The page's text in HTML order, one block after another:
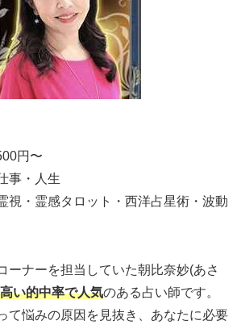
円〜
事・人生
視・霊感タロット・西洋占星術・波動
ーナーを担当していた朝比奈妙(あさ
高い的中率で人気のある占い師です。
て悩みの原因を見抜き、あなたに必要